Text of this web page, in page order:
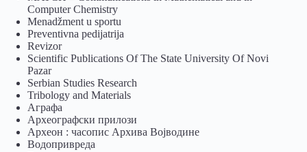
Computer Chemistry
Menadžment u sportu
Preventivna pedijatrija
Revizor
Scientific Publications Of The State University Of Novi
Pazar
Serbian Studies Research
Tribology and Materials
Аграфа
Археографски прилози
Археон : часопис Архива Војводине
Водопривреда